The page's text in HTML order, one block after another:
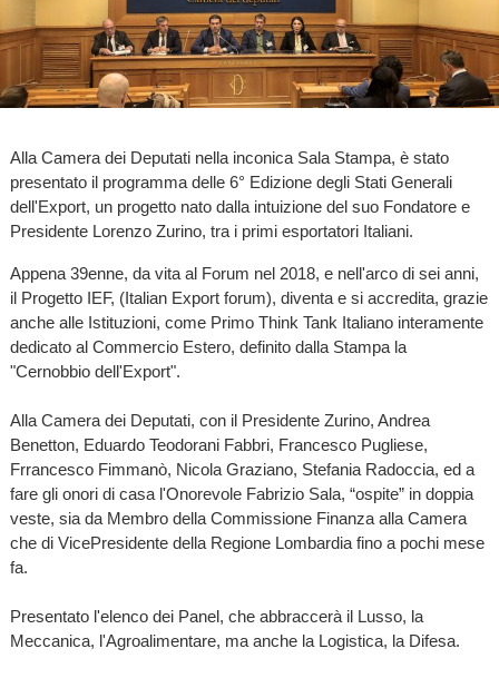
Alla Camera dei Deputati nella inconica Sala Stampa, è stato
presentato il programma delle 6° Edizione degli Stati Generali
dell'Export, un progetto nato dalla intuizione del suo Fondatore e
Presidente Lorenzo Zurino, tra i primi esportatori Italiani.
Appena 39enne, da vita al Forum nel 2018, e nell'arco di sei anni,
il Progetto IEF, (Italian Export forum), diventa e si accredita, grazie
anche alle Istituzioni, come Primo Think Tank Italiano interamente
dedicato al Commercio Estero, definito dalla Stampa la
"Cernobbio dell'Export".
Alla Camera dei Deputati, con il Presidente Zurino, Andrea
Benetton, Eduardo Teodorani Fabbri, Francesco Pugliese,
Frrancesco Fimmanò, Nicola Graziano, Stefania Radoccia, ed a
fare gli onori di casa l'Onorevole Fabrizio Sala, “ospite” in doppia
veste, sia da Membro della Commissione Finanza alla Camera
che di VicePresidente della Regione Lombardia fino a pochi mese
fa.
Presentato l'elenco dei Panel, che abbraccerà il Lusso, la
Meccanica, l'Agroalimentare, ma anche la Logistica, la Difesa.